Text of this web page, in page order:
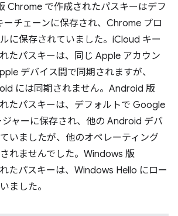
Chrome で作成されたパスキーはデフ
ーチェーンに保存され、Chrome プロ
に保存されていました。iCloud キー
たパスキーは、同じ Apple アカウン
デバイス間で同期されますが、
には同期されません。Android 版
たパスキーは、デフォルトで Google
ャーに保存され、他の Android デバ
いましたが、他のオペレーティング
れませんでした。Windows 版
たパスキーは、Windows Hello にロー
ました。